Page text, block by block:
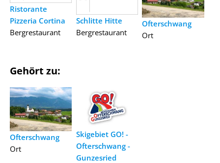
Ristorante
Pizzeria Cortina
Bergrestaurant
Schlitte Hitte
Bergrestaurant
Ofterschwang
Ort
Gehört zu:
Ofterschwang
Ort
Skigebiet GO! -
Ofterschwang -
Gunzesried